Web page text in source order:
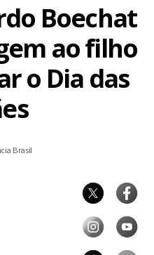
Boechat
ao filho
o Dia das
Brasil